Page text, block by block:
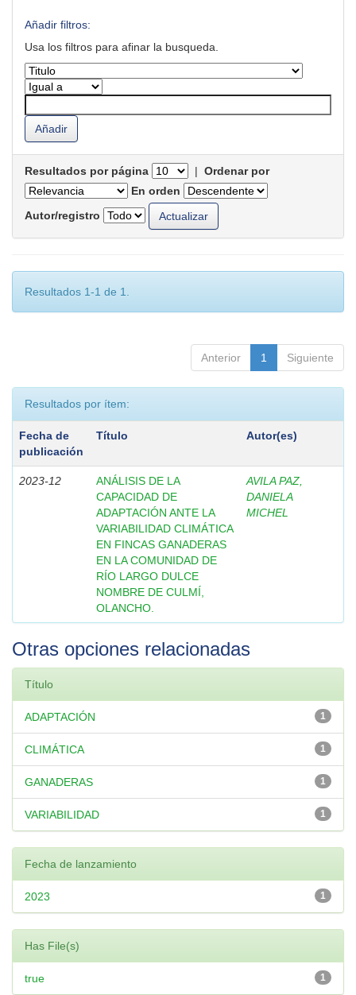
Añadir filtros:
Usa los filtros para afinar la busqueda.
Resultados por página | Ordenar por
En orden
Autor/registro
Resultados 1-1 de 1.
Anterior 1 Siguiente
Resultados por ítem:
Fecha de
publicación
Título Autor(es)
2023-12
ANÁLISIS DE LA
CAPACIDAD DE
ADAPTACIÓN ANTE LA
VARIABILIDAD CLIMÁTICA
EN FINCAS GANADERAS
EN LA COMUNIDAD DE
RÍO LARGO DULCE
NOMBRE DE CULMÍ,
OLANCHO.
AVILA PAZ,
DANIELA
MICHEL
Otras opciones relacionadas
Título
1
ADAPTACIÓN
1
CLIMÁTICA
1
GANADERAS
1
VARIABILIDAD
Fecha de lanzamiento
1
2023
Has File(s)
1
true